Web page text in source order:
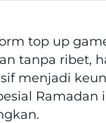
top up
tanpa ribet,
menjadi